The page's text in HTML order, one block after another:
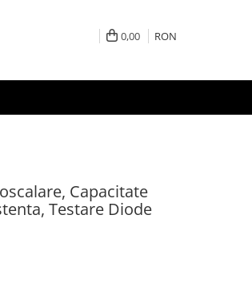
0,00 RON
Capacitate
Testare Diode